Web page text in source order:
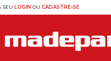
SEU LOGIN OU CADASTRE-SE